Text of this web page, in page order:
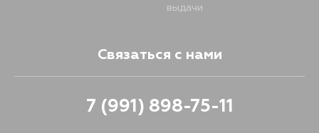
выдачи
Связаться с нами
7 (991) 898-75-11